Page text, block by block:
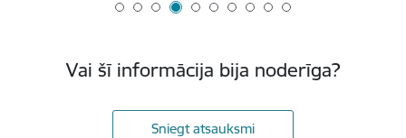
Vai šī informācija bija noderīga?
Sniegt atsauksmi